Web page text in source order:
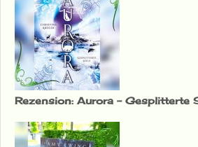
Rezension: Aurora – Gesplitterte